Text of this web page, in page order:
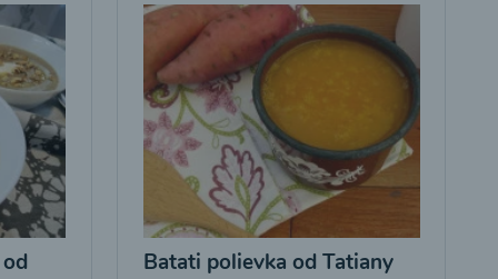
Batati polievka od Tatiany